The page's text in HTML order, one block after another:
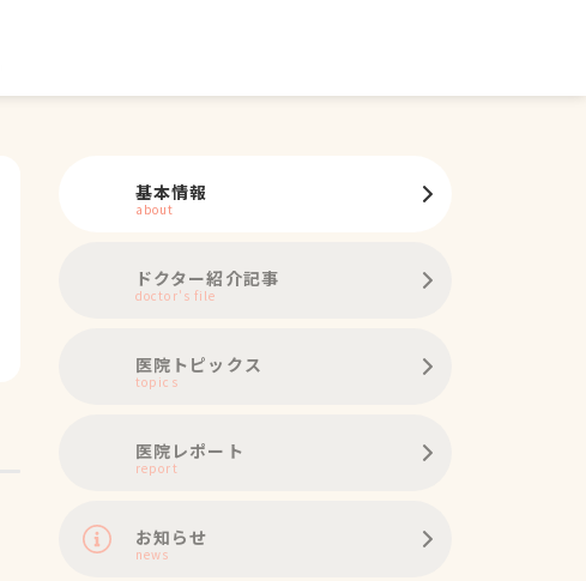
基本情報
about
ドクター紹介記事
doctor's file
医院トピックス
topics
医院レポート
report
お知らせ
news